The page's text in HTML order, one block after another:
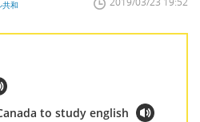
和
to study english